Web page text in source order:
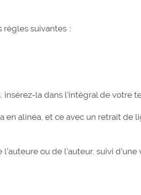
règles suivantes :
la dans l’intégral de votre
en alinéa, et ce avec un retrait de
ou de l'auteur, suivi d’une